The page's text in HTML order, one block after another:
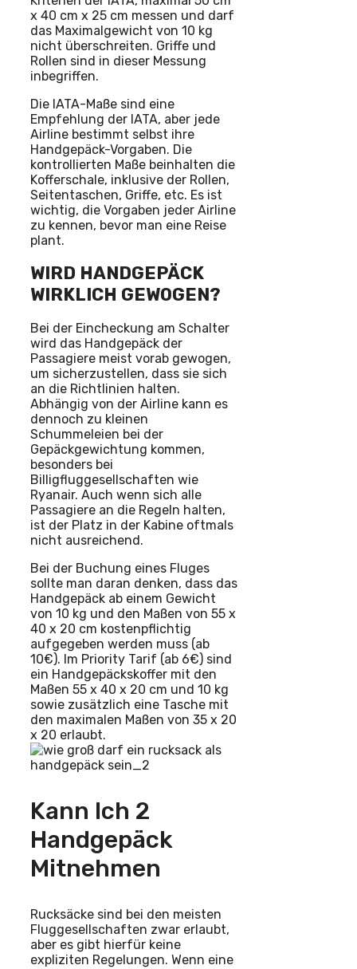
x 40 cm x 25 cm messen und darf
das Maximalgewicht von 10 kg
nicht überschreiten. Griffe und
Rollen sind in dieser Messung
inbegriffen.
Die IATA-Maße sind eine
Empfehlung der IATA, aber jede
Airline bestimmt selbst ihre
Handgepäck-Vorgaben. Die
kontrollierten Maße beinhalten die
Kofferschale, inklusive der Rollen,
Seitentaschen, Griffe, etc. Es ist
wichtig, die Vorgaben jeder Airline
zu kennen, bevor man eine Reise
plant.
WIRD HANDGEPÄCK
WIRKLICH GEWOGEN?
Bei der Eincheckung am Schalter
wird das Handgepäck der
Passagiere meist vorab gewogen,
um sicherzustellen, dass sie sich
an die Richtlinien halten.
Abhängig von der Airline kann es
dennoch zu kleinen
Schummeleien bei der
Gepäckgewichtung kommen,
besonders bei
Billigfluggesellschaften wie
Ryanair. Auch wenn sich alle
Passagiere an die Regeln halten,
ist der Platz in der Kabine oftmals
nicht ausreichend.
Bei der Buchung eines Fluges
sollte man daran denken, dass das
Handgepäck ab einem Gewicht
von 10 kg und den Maßen von 55 x
40 x 20 cm kostenpflichtig
aufgegeben werden muss (ab
10€). Im Priority Tarif (ab 6€) sind
ein Handgepäckskoffer mit den
Maßen 55 x 40 x 20 cm und 10 kg
sowie zusätzlich eine Tasche mit
den maximalen Maßen von 35 x 20
x 20 erlaubt.
Kann Ich 2
Handgepäck
Mitnehmen
Rucksäcke sind bei den meisten
Fluggesellschaften zwar erlaubt,
aber es gibt hierfür keine
expliziten Regelungen. Wenn eine